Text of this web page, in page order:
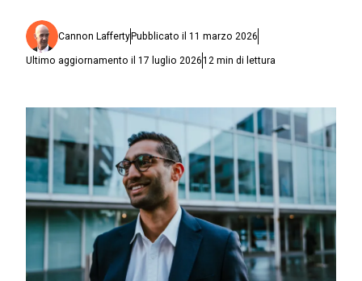
Cannon Lafferty Pubblicato il 11 marzo 2026
Ultimo aggiornamento il 17 luglio 202612 min di lettura